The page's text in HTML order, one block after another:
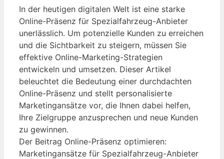
In der heutigen digitalen Welt ist eine starke
Online-Präsenz für Spezialfahrzeug-Anbieter
unerlässlich. Um potenzielle Kunden zu erreichen
und die Sichtbarkeit zu steigern, müssen Sie
effektive Online-Marketing-Strategien
entwickeln und umsetzen. Dieser Artikel
beleuchtet die Bedeutung einer durchdachten
Online-Präsenz und stellt personalisierte
Marketingansätze vor, die Ihnen dabei helfen,
Ihre Zielgruppe anzusprechen und neue Kunden
zu gewinnen.
Der Beitrag Online-Präsenz optimieren:
Marketingansätze für Spezialfahrzeug-Anbieter